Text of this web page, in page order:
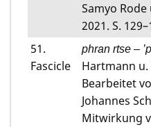
Samyo
2021. S.
51.
Fascicle
phran rtse –
Hartmann u.
Bearbeitet
Johannes
Mitwirkung